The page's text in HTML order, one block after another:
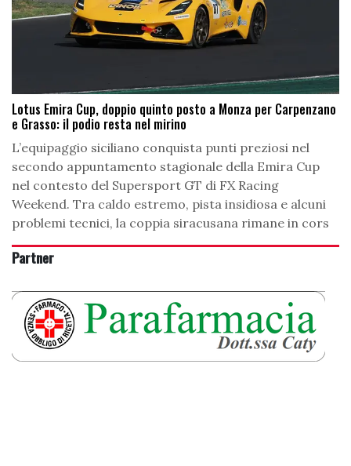
Lotus Emira Cup, doppio quinto posto a Monza per Carpenzano
e Grasso: il podio resta nel mirino
L’equipaggio siciliano conquista punti preziosi nel
secondo appuntamento stagionale della Emira Cup
nel contesto del Supersport GT di FX Racing
Weekend. Tra caldo estremo, pista insidiosa e alcuni
problemi tecnici, la coppia siracusana rimane in cors
Partner